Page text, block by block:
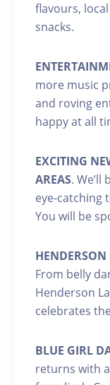
flavours,
snacks.
more music
and roving
happy at all
EXCITING
AREAS.
eye-catching
You will be
From belly
Henderson
celebrates
BLUE GIRL
returns with